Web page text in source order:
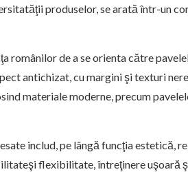
produselor, se arată într-un
românilor de a se orienta către
antichizat, cu margini şi texturi
materiale moderne, precum
includ, pe lângă funcţia estetică,
flexibilitate, întreţinere uşoară